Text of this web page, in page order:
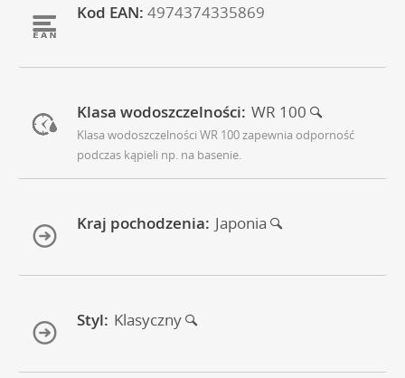
Kod EAN: 4974374335869
Klasa wodoszczelności: WR 100
Klasa wodoszczelności WR 100 zapewnia odporność
podczas kąpieli np. na basenie.
Kraj pochodzenia: Japonia
Styl: Klasyczny